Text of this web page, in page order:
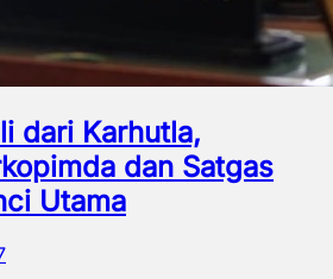
dari Karhutla,
dan Satgas
Utama